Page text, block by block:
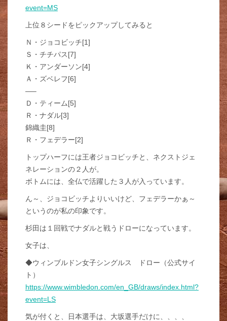
event=MS
上位８シードをピックアップしてみると
Ｎ・ジョコビッチ[1]
Ｓ・チチパス[7]
Ｋ・アンダーソン[4]
Ａ・ズベレフ[6]
—–
Ｄ・ティーム[5]
Ｒ・ナダル[3]
錦織圭[8]
Ｒ・フェデラー[2]
トップハーフには王者ジョコビッチと、ネクストジェ
ネレーションの２人が。
ボトムには、全仏で活躍した３人が入っています。
ん～、ジョコビッチよりいいけど、フェデラーかぁ～
というのが私の印象です。
杉田は１回戦でナダルと戦うドローになっています。
女子は、
◆ウィンブルドン女子シングルス ドロー（公式サイ
ト）
https://www.wimbledon.com/en_GB/draws/index.html?
event=LS
気が付くと、日本選手は、大坂選手だけに、、、、